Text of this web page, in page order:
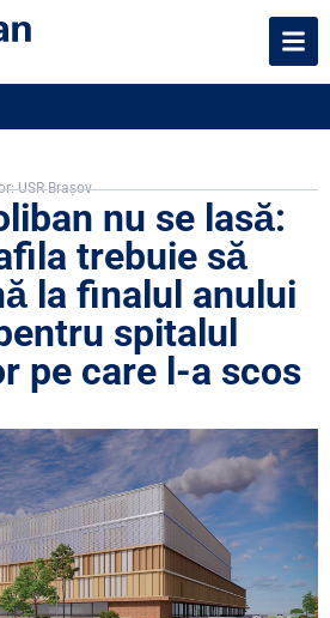
USR Brașov
nu se lasă:
trebuie să
la finalul anului
spitalul
pe care l-a scos